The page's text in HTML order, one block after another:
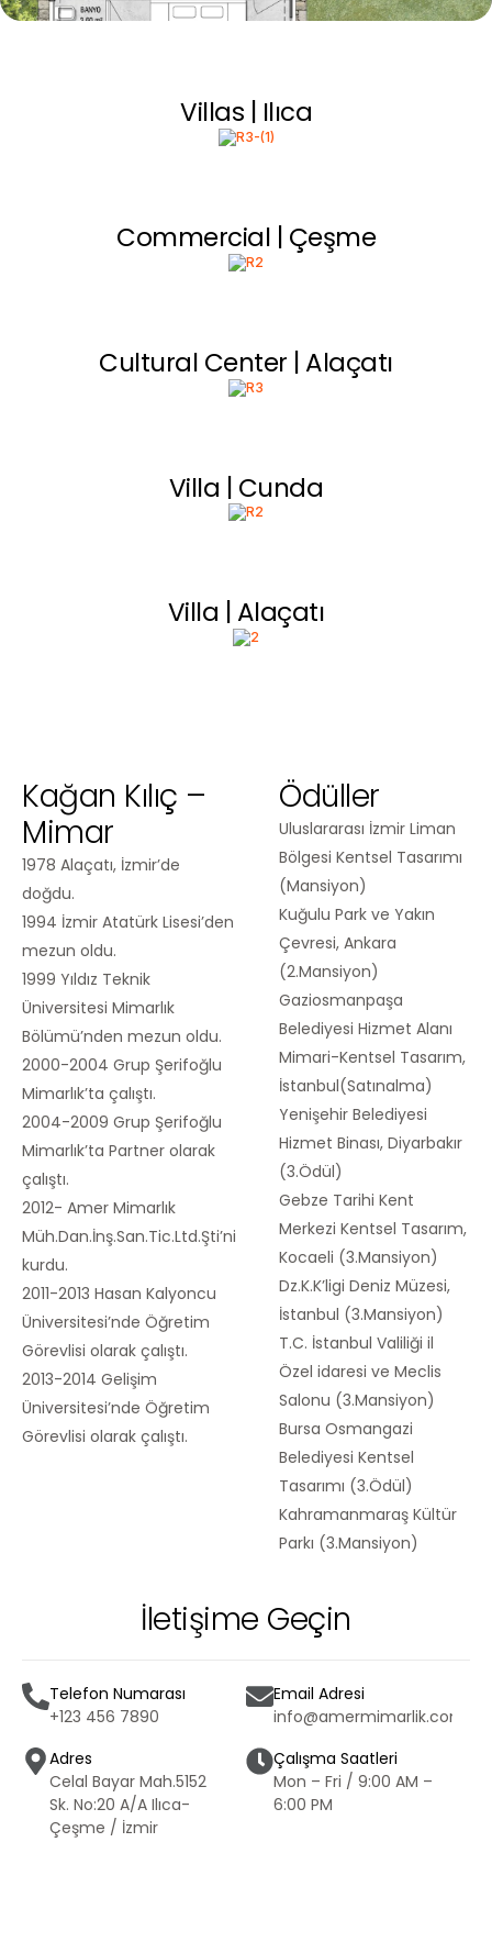
Villas | Ilıca
Commercial | Çeşme
Cultural Center | Alaçatı
Villa | Cunda
Villa | Alaçatı
Kağan Kılıç –
Mimar
1978 Alaçatı, İzmir’de
doğdu.
1994 İzmir Atatürk Lisesi’den
mezun oldu.
1999 Yıldız Teknik
Üniversitesi Mimarlık
Bölümü’nden mezun oldu.
2000-2004 Grup Şerifoğlu
Mimarlık’ta çalıştı.
2004-2009 Grup Şerifoğlu
Mimarlık’ta Partner olarak
çalıştı.
2012- Amer Mimarlık
Müh.Dan.İnş.San.Tic.Ltd.Şti’ni
kurdu.
2011-2013 Hasan Kalyoncu
Üniversitesi’nde Öğretim
Görevlisi olarak çalıştı.
2013-2014 Gelişim
Üniversitesi’nde Öğretim
Görevlisi olarak çalıştı.
Ödüller
Uluslararası İzmir Liman
Bölgesi Kentsel Tasarımı
(Mansiyon)
Kuğulu Park ve Yakın
Çevresi, Ankara
(2.Mansiyon)
Gaziosmanpaşa
Belediyesi Hizmet Alanı
Mimari-Kentsel Tasarım,
İstanbul(Satınalma)
Yenişehir Belediyesi
Hizmet Binası, Diyarbakır
(3.Ödül)
Gebze Tarihi Kent
Merkezi Kentsel Tasarım,
Kocaeli (3.Mansiyon)
Dz.K.K’ligi Deniz Müzesi,
İstanbul (3.Mansiyon)
T.C. İstanbul Valiliği il
Özel idaresi ve Meclis
Salonu (3.Mansiyon)
Bursa Osmangazi
Belediyesi Kentsel
Tasarımı (3.Ödül)
Kahramanmaraş Kültür
Parkı (3.Mansiyon)
İletişime Geçin
Telefon Numarası
+123 456 7890
Email Adresi
info@amermimarlik.com
Adres
Celal Bayar Mah.5152
Sk. No:20 A/A Ilıca-
Çeşme / İzmir
Çalışma Saatleri
Mon – Fri / 9:00 AM –
6:00 PM